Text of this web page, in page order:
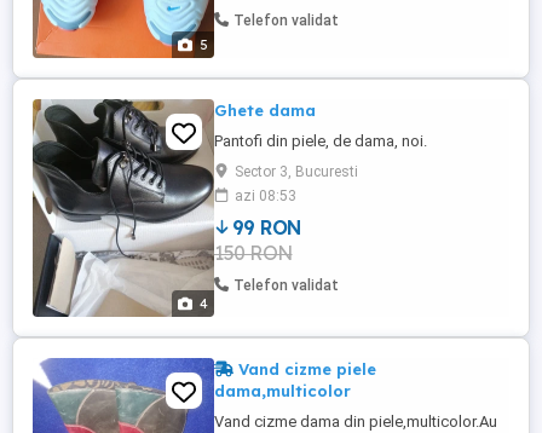
5
de pe toată suprafața adidasului. Au fost
Telefon validat
4
Ghete dama
Pantofi din piele, de dama, noi.
Sector 3, Bucuresti
azi 08:53
99 RON
150 RON
Telefon validat
Vand cizme piele
dama,multicolor
Vand cizme dama din piele,multicolor.Au